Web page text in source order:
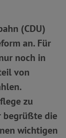
(CDU)
an. Für
noch in
von
zu
begrüßte die
wichtigen